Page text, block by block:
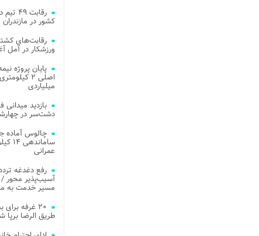
کشور در مازندران
ورزشکار در آمل
میلیاردی
دشت‌سر در
چالوس آماده
عمرانی
رفع دغدغه
آسیب‌پذیر محور /
مسیر خدمت به
۲۰ غرفه
طریق الرضا برپا